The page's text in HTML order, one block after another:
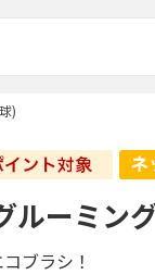
)
ルーミン
ブラシ！